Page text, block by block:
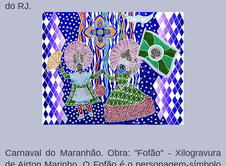
do RJ.
Carnaval do Maranhão. Obra: "Fofão" - Xilogravura